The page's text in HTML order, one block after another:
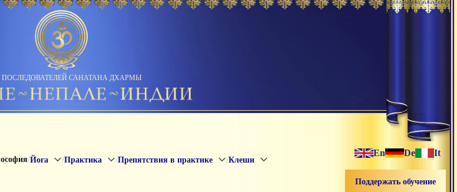
ПОСЛЕДОВАТЕЛЕЙ САНАТАНА ДХАРМЫ
/Йога /Практика /Препятствия в практике /Клеши
En De It
Поддержать обучение